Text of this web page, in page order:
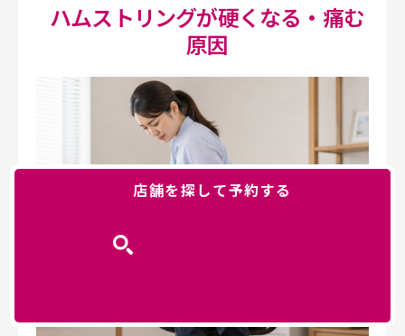
店舗を探して予約する
ハムストリングが硬くなる・痛む
原因